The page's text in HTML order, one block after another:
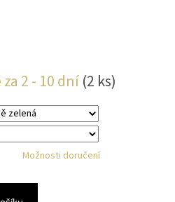
2 - 10 dní(2 ks)
Možnosti doručení